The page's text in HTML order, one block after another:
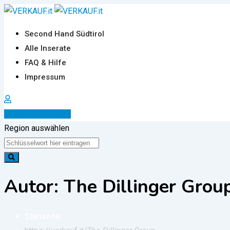
Zum
springen
Second Hand Südtirol
Alle Inserate
FAQ & Hilfe
Impressum
Region auswählen
Autor: The Dillinger